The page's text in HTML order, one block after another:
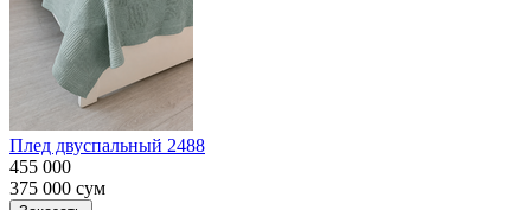
Плед двуспальный 2488
455 000
375 000 сум